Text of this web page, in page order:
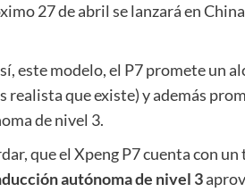
27 de abril se lanzará en
este modelo, el P7 promete un
realista que existe) y además
de nivel 3.
que el Xpeng P7 cuenta con
autónoma de nivel 3